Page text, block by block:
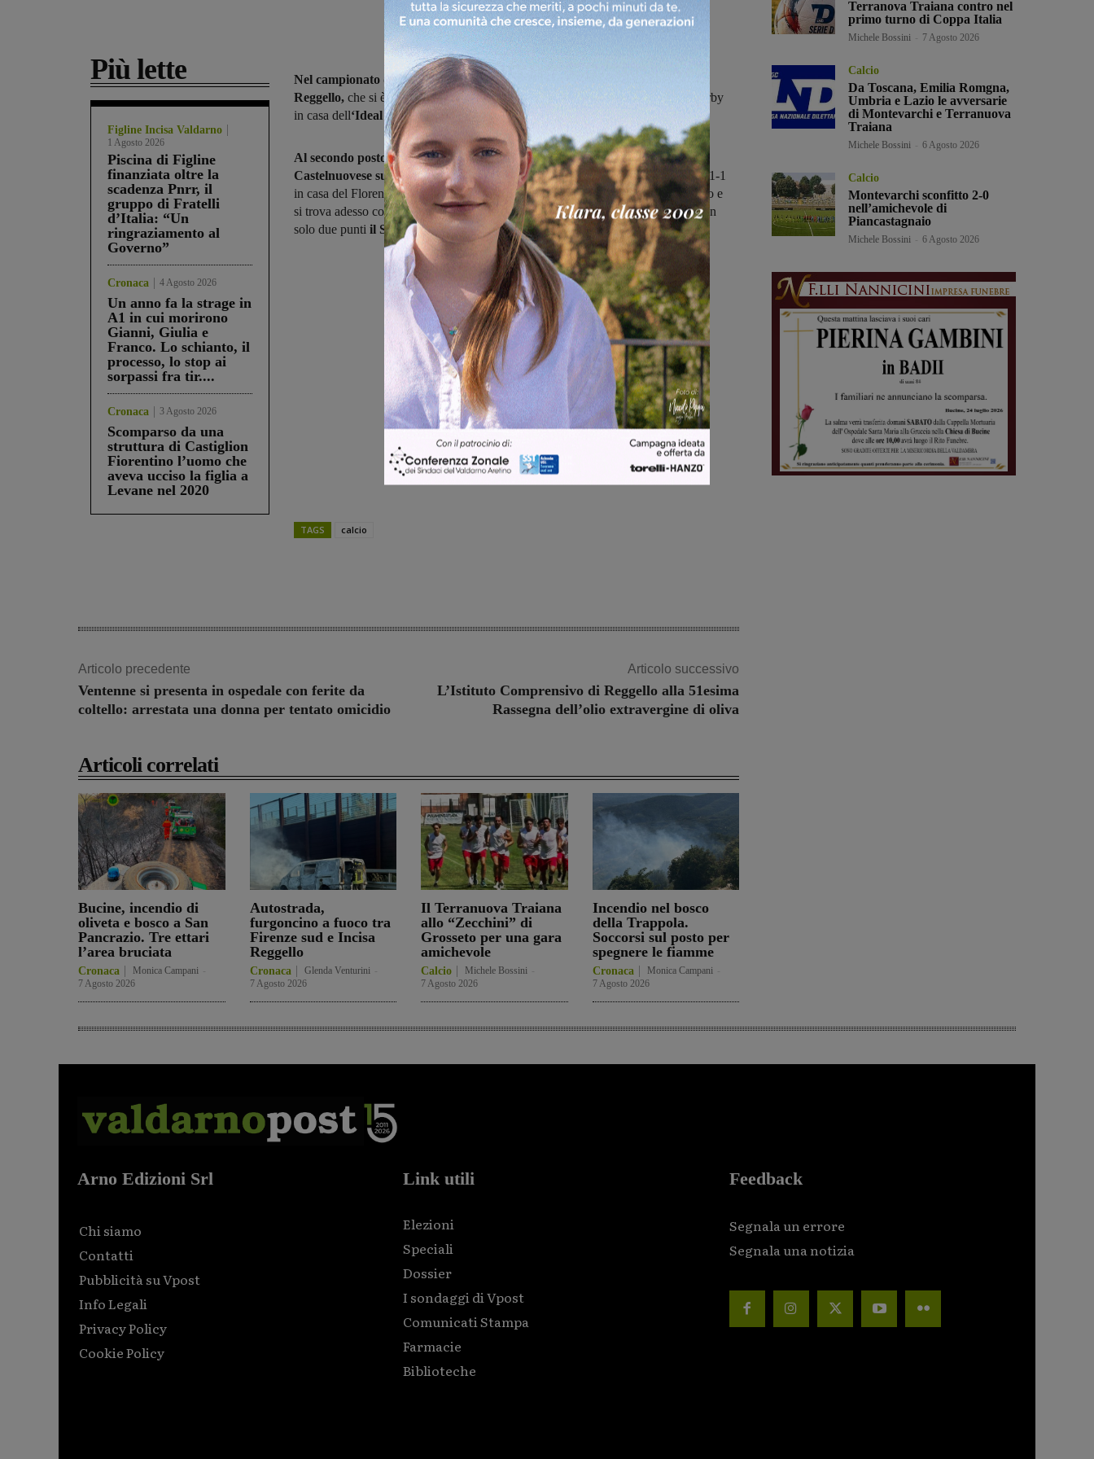
Più lette
Figline Incisa Valdarno
1 Agosto 2026
Piscina di Figline
finanziata oltre la
scadenza Pnrr, il
gruppo di Fratelli
d’Italia: “Un
ringraziamento al
Governo”
Cronaca 4 Agosto 2026
Un anno fa la strage in
A1 in cui morirono
Gianni, Giulia e
Franco. Lo schianto, il
processo, lo stop ai
sorpassi fra tir....
Cronaca 3 Agosto 2026
Scomparso da una
struttura di Castiglion
Fiorentino l’uomo che
aveva ucciso la figlia a
Levane nel 2020
Nel campionato di Prima categoriacontinua la galoppata in testa della
Reggello, che si è confermata capolista imbattuta andando a vincere per 0-1 il derby
in casa dell‘Ideal Club Incisa.
Al secondo posto(-3) è tornato il Gambassi visto, il pareggio per 0-0 della
Castelnuovese sul campo dell’Ambra. L’Atletico Levane Leoneha impattato 1-1
in casa del Florentia mentre il Vaggio Piandiscòè stato sconfitto 0-1 dal Galluzzo e
si trova adesso costretto a doversi guardare le spalle. Malinconicamente ultimo con
solo due punti il San Clemente,battuto 4-0 dal Chianti Nord.
TAGS calcio
Articolo precedente
Ventenne si presenta in ospedale con ferite da
coltello: arrestata una donna per tentato omicidio
Articolo successivo
L’Istituto Comprensivo di Reggello alla 51esima
Rassegna dell’olio extravergine di oliva
Articoli correlati
Bucine, incendio di
oliveta e bosco a San
Pancrazio. Tre ettari
l’area bruciata
Cronaca Monica Campani
7 Agosto 2026
Autostrada,
furgoncino a fuoco tra
Firenze sud e Incisa
Reggello
Cronaca Glenda Venturini
7 Agosto 2026
Il Terranuova Traiana
allo “Zecchini” di
Grosseto per una gara
amichevole
Calcio Michele Bossini
7 Agosto 2026
Incendio nel bosco
della Trappola.
Soccorsi sul posto per
spegnere le fiamme
Cronaca Monica Campani
7 Agosto 2026
Terranova Traiana contro nel
primo turno di Coppa Italia
Michele Bossini 7 Agosto 2026
Calcio
Da Toscana, Emilia Romgna,
Umbria e Lazio le avversarie
di Montevarchi e Terranuova
Traiana
Michele Bossini 6 Agosto 2026
Calcio
Montevarchi sconfitto 2-0
nell’amichevole di
Piancastagnaio
Michele Bossini 6 Agosto 2026
Arno Edizioni Srl
Chi siamo
Contatti
Pubblicità su Vpost
Info Legali
Privacy Policy
Cookie Policy
Link utili
Elezioni
Speciali
Dossier
I sondaggi di Vpost
Comunicati Stampa
Farmacie
Biblioteche
Feedback
Segnala un errore
Segnala una notizia